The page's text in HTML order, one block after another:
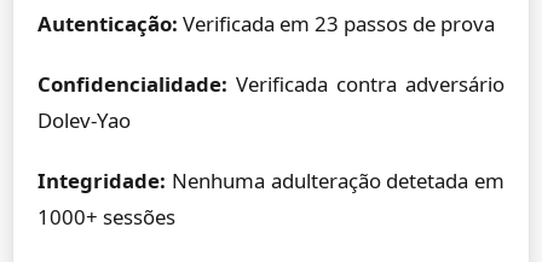
Autenticação: Verificada em 23 passos de prova
Confidencialidade: Verificada contra adversário
Dolev-Yao
Integridade: Nenhuma adulteração detetada em
1000+ sessões